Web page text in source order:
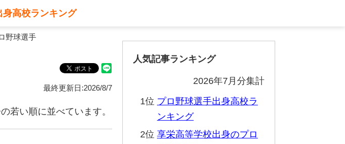
身高校ランキング
野球選手
最終更新日:2026/8/7
若い順に並べています。
人気記事ランキング
2026年7月分集計
1位 プロ野球選手出身高校ラ
ンキング
2位 享栄高等学校出身のプロ